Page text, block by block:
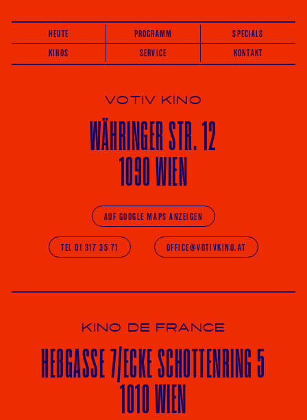
HEUTE PROGRAMM
SPECIALS
KINOS
SERVICE KONTAKT
VOTIV KINO
WÄHRINGERSTR. 12
1090 WIEN
AUF GOOGLE MAPS ANZEIGEN
TEL 01 317 35 71 OFFICE@VOTIVKINO.AT
KINO DE FRANCE
HEßGASSE 7/ECKESCHOTTENRING 5
1010 WIEN